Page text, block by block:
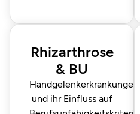
Rhizarthrose
& BU
Handgelenkerkrankungen
und ihr Einfluss auf